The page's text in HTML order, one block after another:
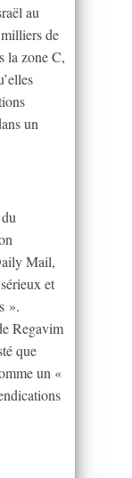
au
de
la zone C,
un
Mail,
et
».
Regavim
que
un «